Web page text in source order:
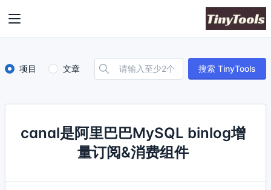
项目 文章 搜索 TinyTools
canal是阿里巴巴MySQL binlog增
量订阅&消费组件